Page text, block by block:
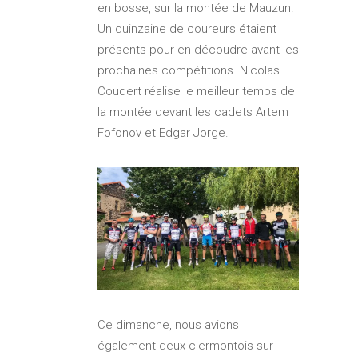
en bosse, sur la montée de Mauzun.
Un quinzaine de coureurs étaient
présents pour en découdre avant les
prochaines compétitions. Nicolas
Coudert réalise le meilleur temps de
la montée devant les cadets Artem
Fofonov et Edgar Jorge.
Ce dimanche, nous avions
également deux clermontois sur